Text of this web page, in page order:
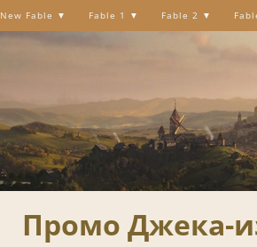
New Fable Fable 1 Fable 2
Промо Джека-